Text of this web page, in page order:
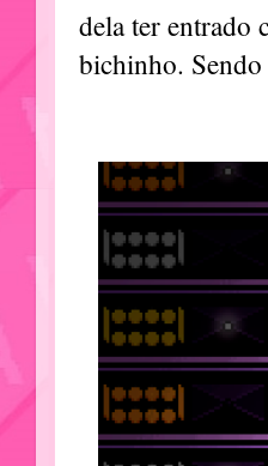
dela ter entrado
bichinho.